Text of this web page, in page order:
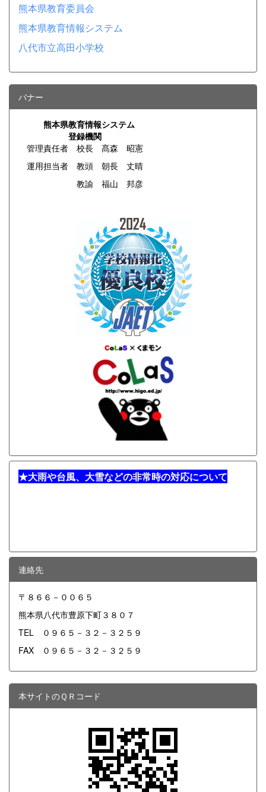
熊本県教育委員会
熊本県教育情報システム
八代市立高田小学校
バナー
熊本県教育情報システム
登録機関
管理責任者 校長 髙森 昭憲
運用担当者 教頭 朝長 丈晴
教諭 福山 邦彦
★大雨や台風、大雪などの非常時の対応について
連絡先
〒８６６－００６５
熊本県八代市豊原下町３８０７
TEL ０９６５－３２－３２５９
FAX ０９６５－３２－３２５９
本サイトのＱＲコード